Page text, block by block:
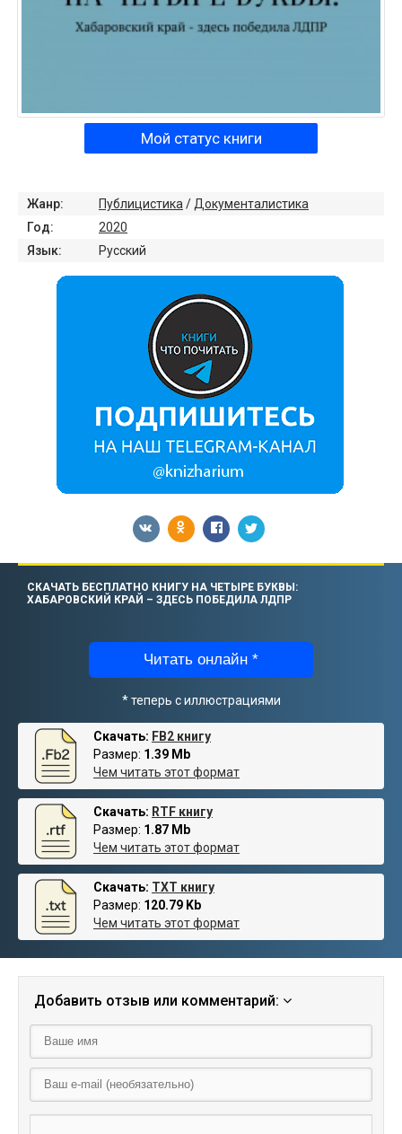
Мой статус книги
Жанр: Публицистика / Документалистика
Год:
2020
Язык:
Русский
СКАЧАТЬ БЕСПЛАТНО КНИГУ НА ЧЕТЫРЕ БУКВЫ:
ХАБАРОВСКИЙ КРАЙ – ЗДЕСЬ ПОБЕДИЛА ЛДПР
Читать онлайн *
* теперь с иллюстрациями
Скачать: FB2 книгу
Размер: 1.39 Mb
Чем читать этот формат
Скачать: RTF книгу
Размер: 1.87 Mb
Чем читать этот формат
Скачать: TXT книгу
Размер: 120.79 Kb
Чем читать этот формат
Добавить отзыв или комментарий: